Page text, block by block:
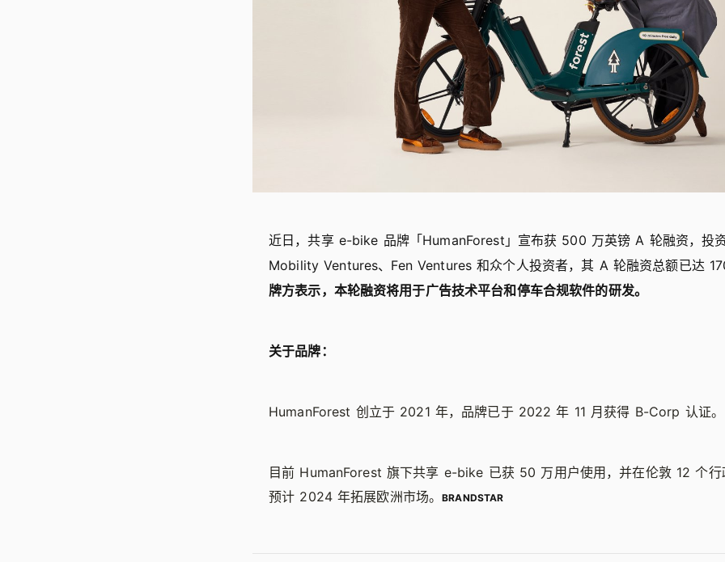
近日，共享 e-bike 品牌「HumanForest」宣布获 500 万英镑 A 轮融资，投
Mobility Ventures、Fen Ventures 和众个人投资者，其 A 轮融资总额已达
牌方表示，本轮融资将用于广告技术平台和停车合规软件的研发。
关于品牌：
HumanForest 创立于 2021 年，品牌已于 2022 年 11 月获得 B-Corp 认证。
目前 HumanForest 旗下共享 e-bike 已获 50 万用户使用，并在伦敦 12 个行
预计 2024 年拓展欧洲市场。BRANDSTAR